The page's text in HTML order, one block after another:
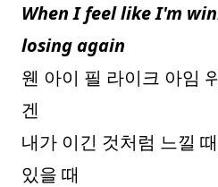
When I feel like I'm
losing again
웬 아이 필 라이크 아임
겐
내가 이긴 것처럼 느낄
있을 때